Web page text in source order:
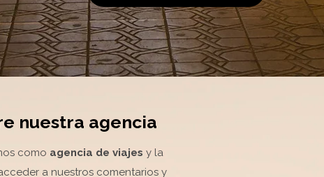
nuestra agencia
como agencia de viajes y la
a nuestros comentarios y